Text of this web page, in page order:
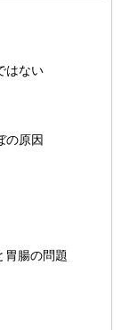
はない
の原因
胃腸の問題